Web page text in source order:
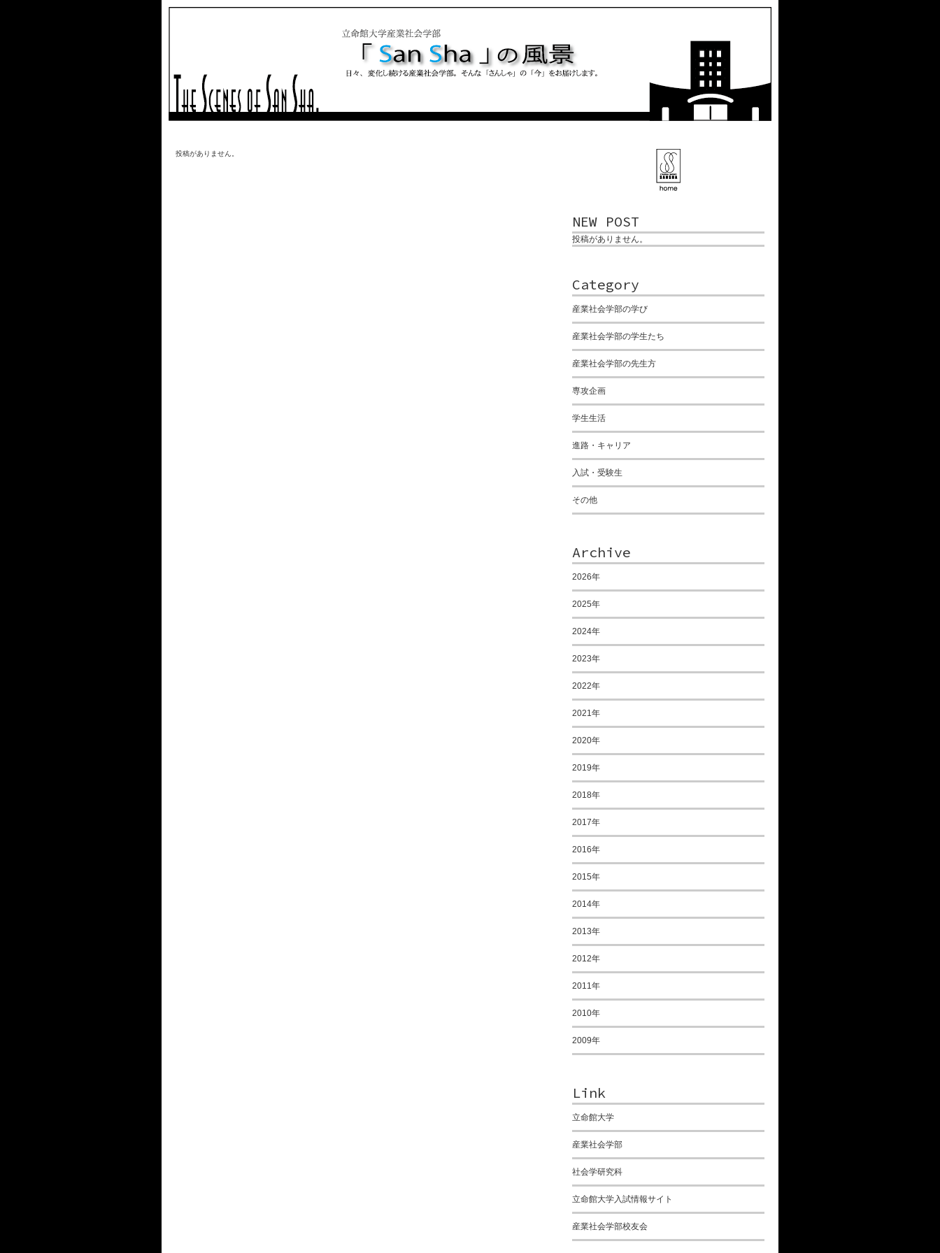
投稿がありません。
NEW POST
投稿がありません。
Category
産業社会学部の学び
産業社会学部の学生たち
産業社会学部の先生方
専攻企画
学生生活
進路・キャリア
入試・受験生
その他
Archive
2026年
2025年
2024年
2023年
2022年
2021年
2020年
2019年
2018年
2017年
2016年
2015年
2014年
2013年
2012年
2011年
2010年
2009年
Link
立命館大学
産業社会学部
社会学研究科
立命館大学入試情報サイト
産業社会学部校友会